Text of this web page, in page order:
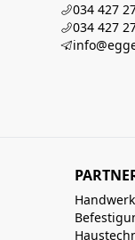
034 427
034 427